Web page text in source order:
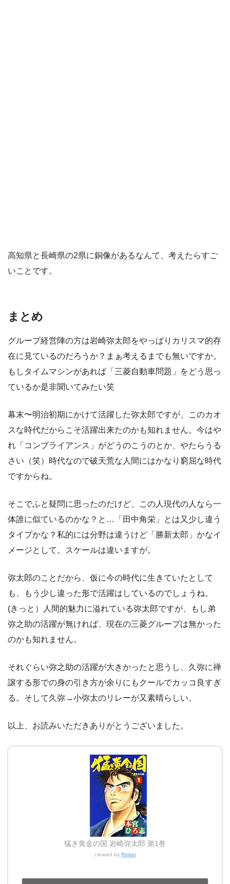
高知県と長崎県の2県に銅像があるなんて、考えたらすご
いことです。
まとめ
グループ経営陣の方は岩崎弥太郎をやっぱりカリスマ的存
在に見ているのだろうか？まぁ考えるまでも無いですか。
もしタイムマシンがあれば「三菱自動車問題」をどう思っ
ているか是非聞いてみたい笑
幕末〜明治初期にかけて活躍した弥太郎ですが、このカオ
スな時代だからこそ活躍出来たのかも知れません。今はや
れ「コンプライアンス」がどうのこうのとか、やたらうる
さい（笑）時代なので破天荒な人間にはかなり窮屈な時代
ですからね。
そこでふと疑問に思ったのだけど、この人現代の人なら一
体誰に似ているのかな？と…「田中角栄」とは又少し違う
タイプかな？私的には分野は違うけど「勝新太郎」かなイ
メージとして。スケールは違いますが。
弥太郎のことだから、仮に今の時代に生きていたとして
も、もう少し違った形で活躍はしているのでしょうね。
(きっと）人間的魅力に溢れている弥太郎ですが、もし弟
弥之助の活躍が無ければ、現在の三菱グループは無かった
のかも知れません。
それぐらい弥之助の活躍が大きかったと思うし、久弥に禅
譲する形での身の引き方が余りにもクールでカッコ良すぎ
る。そして久弥→小弥太のリレーが又素晴らしい。
以上、お読みいただきありがとうございました。
猛き黄金の国 岩崎弥太郎 第1巻
created by Rinker